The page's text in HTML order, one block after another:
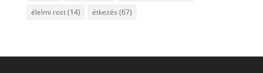
élelmi rost(14) étkezés (67)